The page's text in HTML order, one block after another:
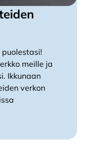
meille ja
Ikkunaan
verkon